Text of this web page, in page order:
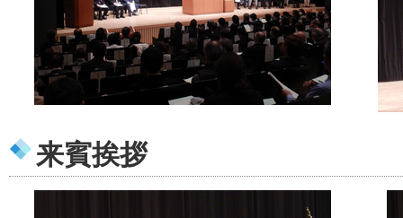
来賓挨拶